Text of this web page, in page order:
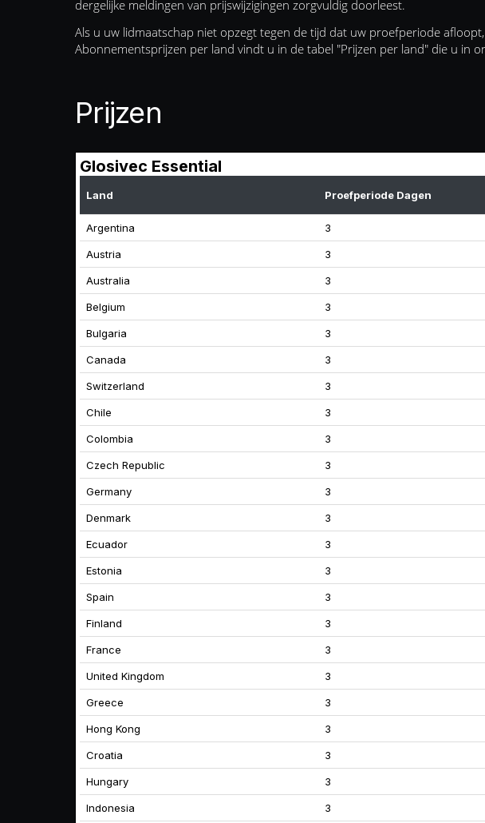
dergelijke meldingen van prijswijzigingen zorgvuldig doorleest.
Als u uw lidmaatschap niet opzegt tegen de tijd dat uw proefperiode
Abonnementsprijzen per land vindt u in de tabel "Prijzen per land" die u in
Prijzen
Glosivec Essential
Land Proefperiode Dagen
Argentina 3
Austria 3
Australia 3
Belgium 3
Bulgaria 3
Canada 3
Switzerland 3
Chile 3
Colombia 3
Czech Republic 3
Germany 3
Denmark 3
Ecuador 3
Estonia 3
Spain 3
Finland 3
France 3
United Kingdom 3
Greece 3
Hong Kong 3
Croatia 3
Hungary 3
Indonesia 3